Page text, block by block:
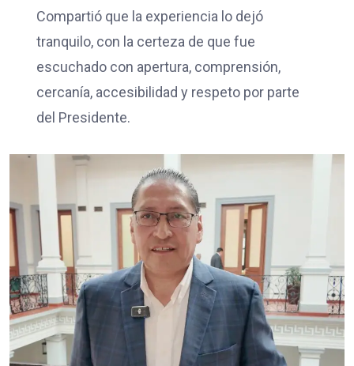
Compartió que la experiencia lo dejó
tranquilo, con la certeza de que fue
escuchado con apertura, comprensión,
cercanía, accesibilidad y respeto por parte
del Presidente.